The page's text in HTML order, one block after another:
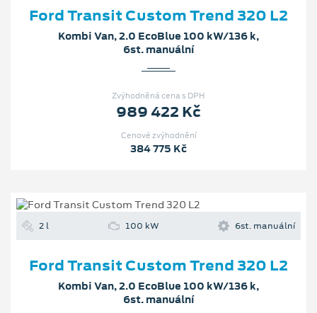
Ford Transit Custom Trend 320 L2
Kombi Van, 2.0 EcoBlue 100 kW/136 k,
6st. manuální
Zvýhodněná cena s DPH
989 422 Kč
Cenové zvýhodnění
384 775 Kč
2 l 100 kW 6st. manuální
Ford Transit Custom Trend 320 L2
Kombi Van, 2.0 EcoBlue 100 kW/136 k,
6st. manuální